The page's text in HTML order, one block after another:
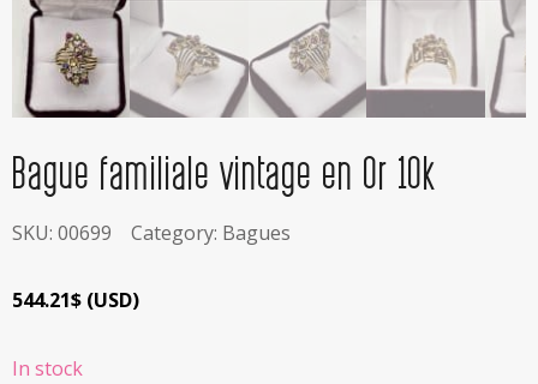
Bague familiale vintage en Or 10k
SKU: 00699 Category: Bagues
544.21$ (USD)
In stock